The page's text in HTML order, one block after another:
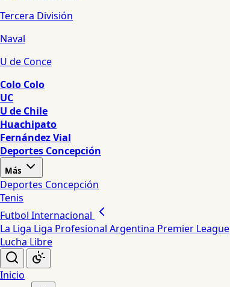
Tercera División
Naval
U de Conce
Colo Colo
UC
U de Chile
Huachipato
Fernández Vial
Deportes Concepción
Más
Deportes Concepción
Tenis
Futbol Internacional
La Liga Liga Profesional Argentina Premier League
Lucha Libre
Inicio